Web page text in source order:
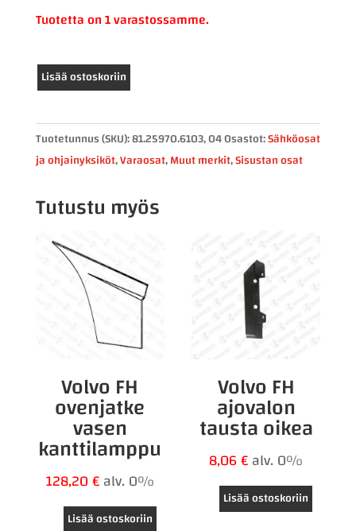
Tuotetta on 1 varastossamme.
Man
TGE
poljin
81.25970.6103
Lisää ostoskoriin
Tuotetunnus (SKU):81.25970.6103, O4Osastot:Sähköosat
ja ohjainyksiköt,Varaosat,Muut merkit,Sisustan osat
Tutustu myös
Volvo FH
ovenjatke
vasen
kanttilamppu
128,20€alv. 0%
Lisää ostoskoriin
Volvo FH
ajovalon
tausta oikea
8,06€alv. 0%
Lisää ostoskoriin